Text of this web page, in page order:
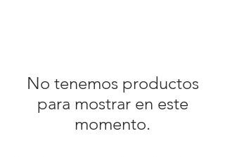
No tenemos productos
para mostrar en este
momento.